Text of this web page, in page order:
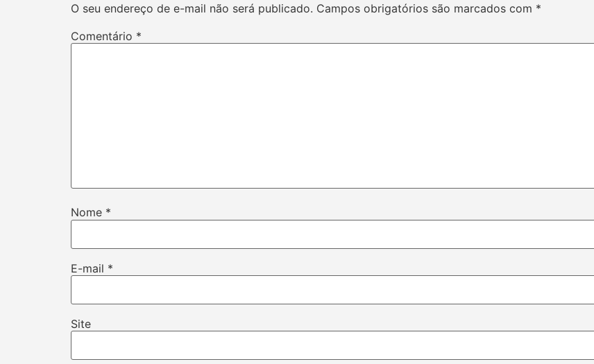
O seu endereço de e-mail não será publicado. Campos obrigatórios são marcados com *
Comentário *
Nome *
E-mail *
Site